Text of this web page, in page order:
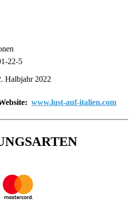
22-5
Halbjahr 2022
www.lust-auf-italien.com